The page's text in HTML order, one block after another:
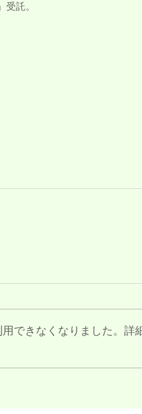
託。
できなくなりました。詳